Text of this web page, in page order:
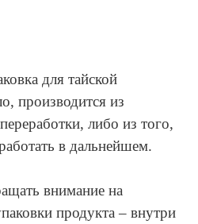
для тайской
производится из
либо из того,
в дальнейшем.
внимание на
продукта – внутри